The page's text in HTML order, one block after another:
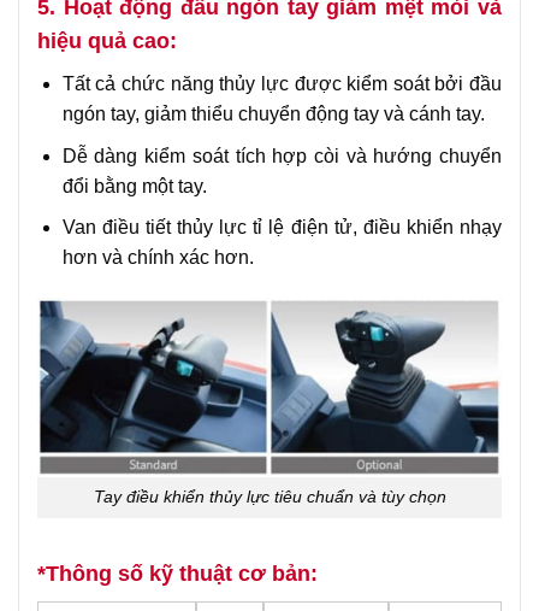
5. Hoạt động đầu ngón tay giảm mệt mỏi và
hiệu quả cao:
Tất cả chức năng thủy lực được kiểm soát bởi đầu
ngón tay, giảm thiểu chuyển động tay và cánh tay.
Dễ dàng kiểm soát tích hợp còi và hướng chuyển
đổi bằng một tay.
Van điều tiết thủy lực tỉ lệ điện tử, điều khiển nhạy
hơn và chính xác hơn.
Tay điều khiển thủy lực tiêu chuẩn và tùy chọn
*Thông số kỹ thuật cơ bản: